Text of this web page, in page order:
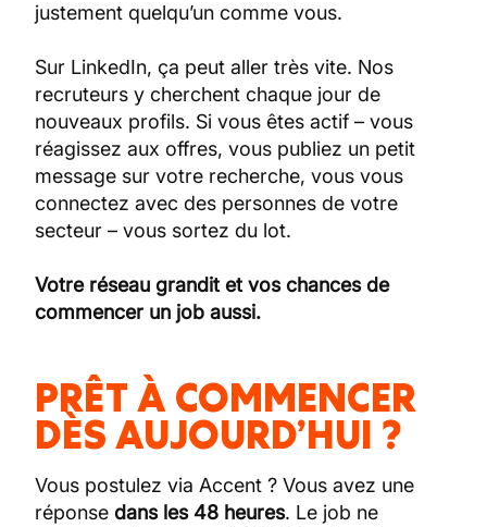
justement quelqu’un comme vous.
Sur LinkedIn, ça peut aller très vite. Nos
recruteurs y cherchent chaque jour de
nouveaux profils. Si vous êtes actif – vous
réagissez aux offres, vous publiez un petit
message sur votre recherche, vous vous
connectez avec des personnes de votre
secteur – vous sortez du lot.
Votre réseau grandit et vos chances de
commencer un job aussi.
PRÊT À COMMENCER
DÈS AUJOURD’HUI ?
Vous postulez via Accent ? Vous avez une
réponse dans les 48 heures. Le job ne